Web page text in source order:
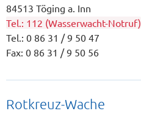
84513 Töging a. Inn
Tel.: 112 (Wasserwacht-Notruf)
Tel.: 0 86 31 / 9 50 47
Fax: 0 86 31 / 9 50 56
Rotkreuz-Wache